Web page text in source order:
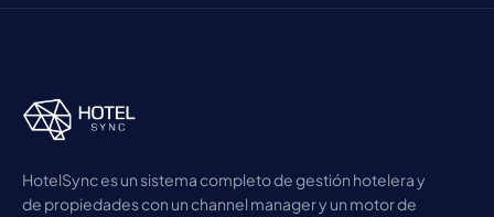
HotelSync es un sistema completo de gestión hotelera y
de propiedades con un channel manager y un motor de